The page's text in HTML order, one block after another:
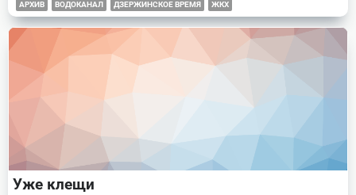
АРХИВ ВОДОКАНАЛ ДЗЕРЖИНСКОЕ ВРЕМЯ ЖКХ
Уже клещи